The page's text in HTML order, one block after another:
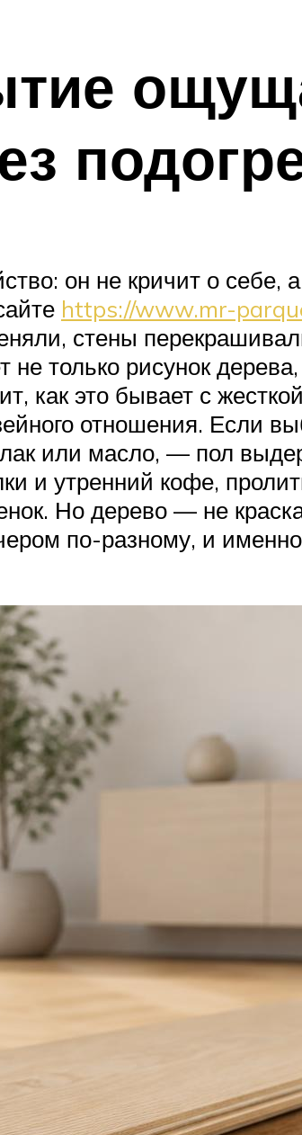
он не кричит о себе,
https://www.mr-
стены
не только рисунок
как это бывает с
отношения. Если
или масло, — пол
и утренний кофе,
Но дерево — не
по-разному, и